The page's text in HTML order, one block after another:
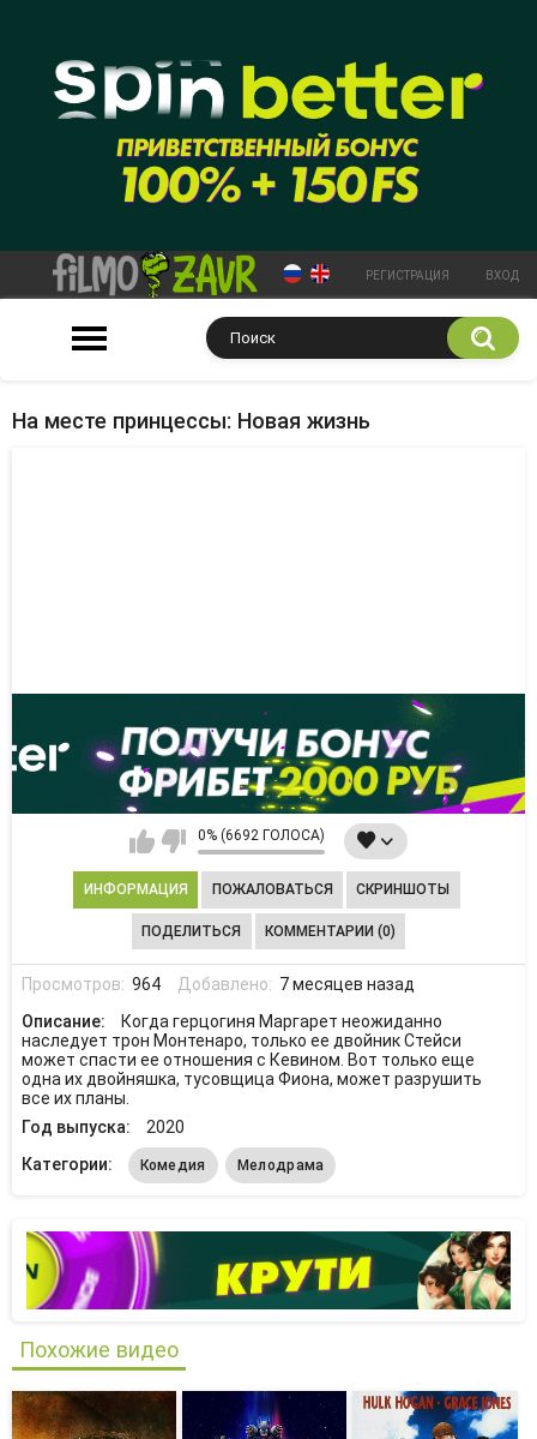
РЕГИСТРАЦИЯ ВХОД
На месте принцессы: Новая жизнь
0% (6692 ГОЛОСА)
ИНФОРМАЦИЯ ПОЖАЛОВАТЬСЯ СКРИНШОТЫ
ПОДЕЛИТЬСЯ КОММЕНТАРИИ (0)
Просмотров: 964 Добавлено: 7 месяцев назад
Описание:
Когда герцогиня Маргарет неожиданно
наследует трон Монтенаро, только ее двойник Стейси
может спасти ее отношения с Кевином. Вот только еще
одна их двойняшка, тусовщица Фиона, может разрушить
все их планы.
Год выпуска:
2020
Категории:
Комедия Мелодрама
Похожие видео